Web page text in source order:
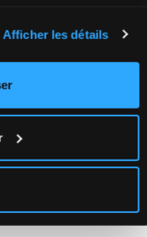
Afficher les détails